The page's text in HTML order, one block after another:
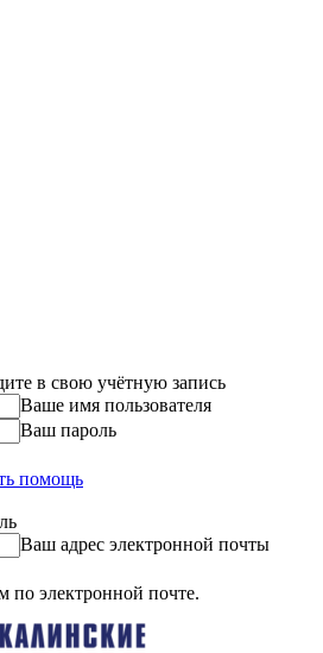
в свою учётную запись
Ваше имя пользователя
Ваш пароль
помощь
Ваш адрес электронной почты
по электронной почте.